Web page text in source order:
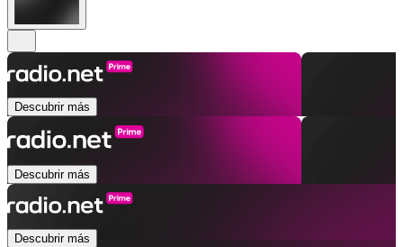
Descubrir más
Descubrir más
Descubrir más